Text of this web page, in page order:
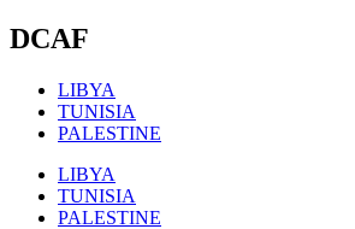
DCAF
LIBYA
TUNISIA
PALESTINE
LIBYA
TUNISIA
PALESTINE